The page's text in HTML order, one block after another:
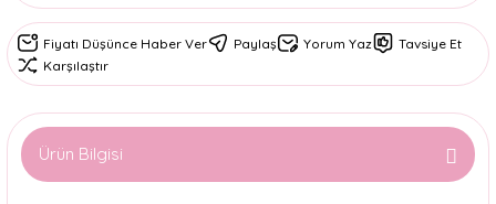
Fiyatı Düşünce Haber Ver Paylaş Yorum Yaz
Tavsiye Et
Karşılaştır
Ürün Bilgisi